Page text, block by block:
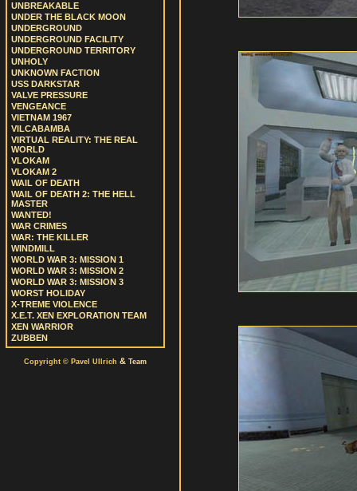
UNBREAKABLE
UNDER THE BLACK MOON
UNDERGROUND
UNDERGROUND FACILITY
UNDERGROUND TERRITORY
UNHOLY
UNKNOWN FACTION
USS DARKSTAR
VALVE PRESSURE
VENGEANCE
VIETNAM 1967
VILCABAMBA
VIRTUAL REALITY: THE REAL
WORLD
VLOKAM
VLOKAM 2
WAIL OF DEATH
WAIL OF DEATH 2: THE HELL
MASTER
WANTED!
WAR CRIMES
WAR: THE KILLER
WINDMILL
WORLD WAR 3: MISSION 1
WORLD WAR 3: MISSION 2
WORLD WAR 3: MISSION 3
WORST HOLIDAY
X-TREME VIOLENCE
X.E.T. XEN EXPLORATION TEAM
XEN WARRIOR
ZUBBEN
Copyright © Pavel Ullrich & Team